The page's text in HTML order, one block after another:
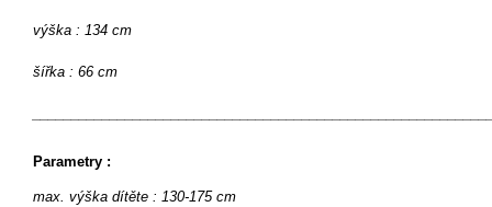
výška : 134 cm
šířka : 66 cm
Parametry :
max. výška dítěte : 130-175 cm